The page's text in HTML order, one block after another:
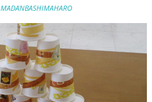
MADANBASHIMAHARO